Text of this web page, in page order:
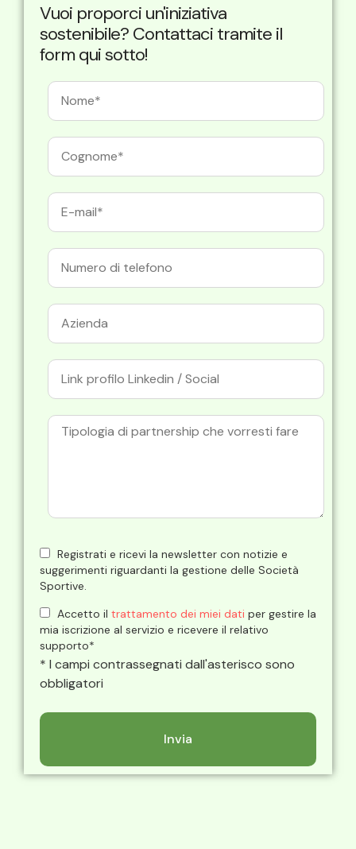
Vuoi proporci un'iniziativa
sostenibile? Contattaci tramite il
form qui sotto!
Registrati e ricevi la newsletter con notizie e
suggerimenti riguardanti la gestione delle Società
Sportive.
Accetto il trattamento dei miei dati per gestire la
mia iscrizione al servizio e ricevere il relativo
supporto*
* I campi contrassegnati dall'asterisco sono
obbligatori